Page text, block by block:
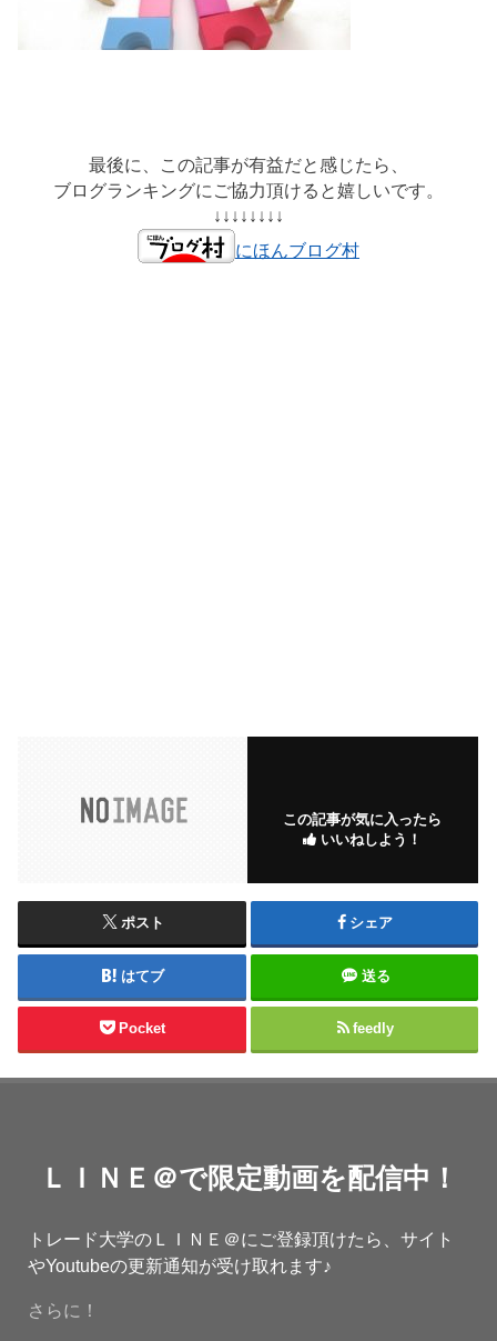
最後に、この記事が有益だと感じたら、
ブログランキングにご協力頂けると嬉しいです。
↓↓↓↓↓↓↓↓
にほんブログ村
この記事が気に入ったら
いいねしよう！
ポスト シェア
はてブ 送る
Pocket feedly
ＬＩＮＥ＠で限定動画を配信中！
トレード大学のＬＩＮＥ＠にご登録頂けたら、サイト
やYoutubeの更新通知が受け取れます♪
さらに！